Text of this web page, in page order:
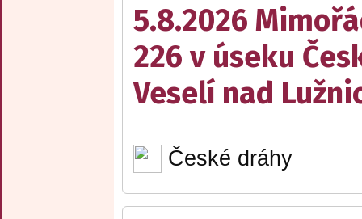
5.8.2026
226 v úseku
Veselí nad
České dráhy